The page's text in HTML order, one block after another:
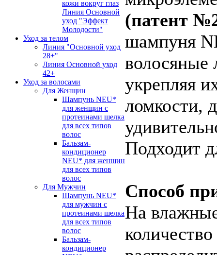
кожи вокруг глаз
Линия Основной
уход "Эффект
Молодости"
Уход за телом
Линия "Основной уход
28+"
Линия Основной уход
42+
Уход за волосами
Для Женщин
Шампунь NEU*
для женщин с
протеинами шелка
для всех типов
волос
Бальзам-
кондиционер
NEU* для женщин
для всех типов
волос
Для Мужчин
Шампунь NEU*
для мужчин с
протеинами шелка
для всех типов
волос
Бальзам-
кондиционер
(патент
шампуня
волосяные
укрепляя
ломкости,
Подходит
Способ
На